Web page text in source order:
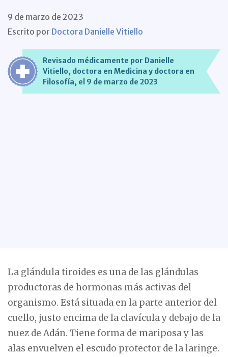
9 de marzo de 2023
Escrito por Doctora Danielle Vitiello
Revisado médicamente por Danielle
Vitiello, doctora en Medicina y doctora en
Filosofía, el 9 de marzo de 2023
La glándula tiroides es una de las glándulas
productoras de hormonas más activas del
organismo. Está situada en la parte anterior del
cuello, justo encima de la clavícula y debajo de la
nuez de Adán. Tiene forma de mariposa y las
alas envuelven el escudo protector de la laringe.